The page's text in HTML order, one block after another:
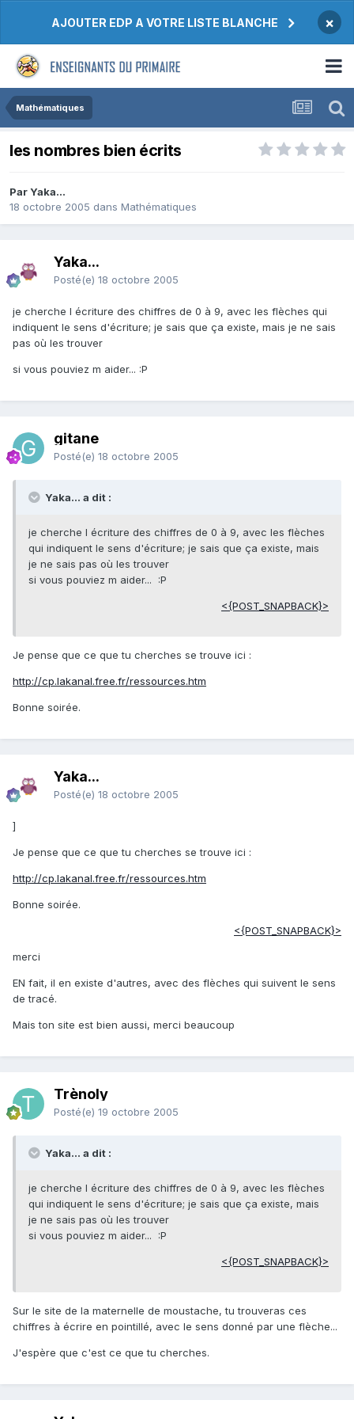
AJOUTER EDP A VOTRE LISTE BLANCHE ×
Mathématiques
les nombres bien écrits
Par Yaka...
18 octobre 2005 dans Mathématiques
Yaka...
Posté(e) 18 octobre 2005
je cherche l écriture des chiffres de 0 à 9, avec les flèches qui
indiquent le sens d'écriture; je sais que ça existe, mais je ne sais
pas où les trouver
si vous pouviez m aider... :P
gitane
Posté(e) 18 octobre 2005
Yaka... a dit :
je cherche l écriture des chiffres de 0 à 9, avec les flèches
qui indiquent le sens d'écriture; je sais que ça existe, mais
je ne sais pas où les trouver
si vous pouviez m aider... :P
<{POST_SNAPBACK}>
Je pense que ce que tu cherches se trouve ici :
http://cp.lakanal.free.fr/ressources.htm
Bonne soirée.
Yaka...
Posté(e) 18 octobre 2005
]
Je pense que ce que tu cherches se trouve ici :
http://cp.lakanal.free.fr/ressources.htm
Bonne soirée.
<{POST_SNAPBACK}>
merci
EN fait, il en existe d'autres, avec des flèches qui suivent le sens
de tracé.
Mais ton site est bien aussi, merci beaucoup
Trènoly
Posté(e) 19 octobre 2005
Yaka... a dit :
je cherche l écriture des chiffres de 0 à 9, avec les flèches
qui indiquent le sens d'écriture; je sais que ça existe, mais
je ne sais pas où les trouver
si vous pouviez m aider... :P
<{POST_SNAPBACK}>
Sur le site de la maternelle de moustache, tu trouveras ces
chiffres à écrire en pointillé, avec le sens donné par une flèche...
J'espère que c'est ce que tu cherches.